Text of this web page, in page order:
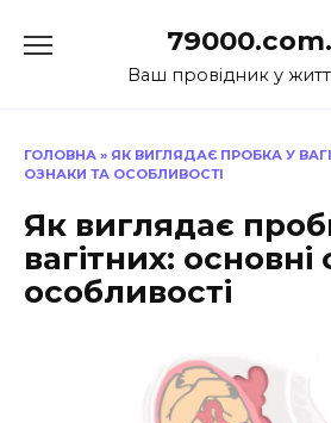
до
Ваш провідник у
ГОЛОВНА » ЯК ВИГЛЯДАЄ ПРОБКА У
ОЗНАКИ ТА ОСОБЛИВОСТІ
Як виглядає
вагітних: основні
особливості